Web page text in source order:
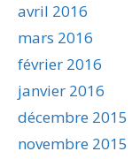
avril 2016
mars 2016
février 2016
janvier 2016
décembre 2015
novembre 2015